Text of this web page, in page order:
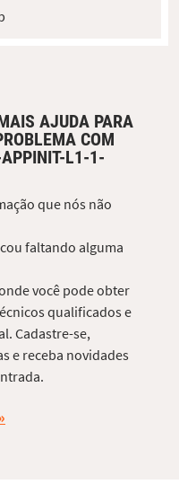
AJUDA PARA
COM
L1-1-
que nós não
faltando alguma
você pode obter
qualificados e
Cadastre-se,
e receba novidades